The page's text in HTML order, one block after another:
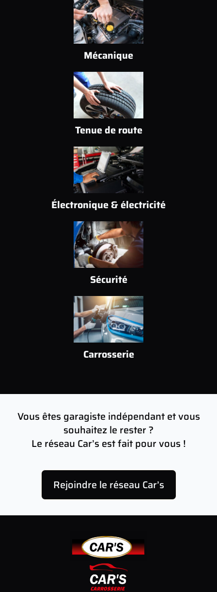
Mécanique
Tenue de route
Électronique & électricité
Sécurité
Carrosserie
Vous êtes garagiste indépendant et vous
souhaitez le rester ?
Le réseau Car’s est fait pour vous !
Rejoindre le réseau Car’s